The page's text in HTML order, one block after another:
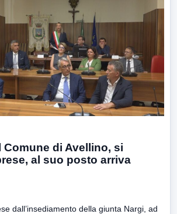
Comune di Avellino, si
al suo posto arriva
dall’insediamento della giunta Nargi, ad